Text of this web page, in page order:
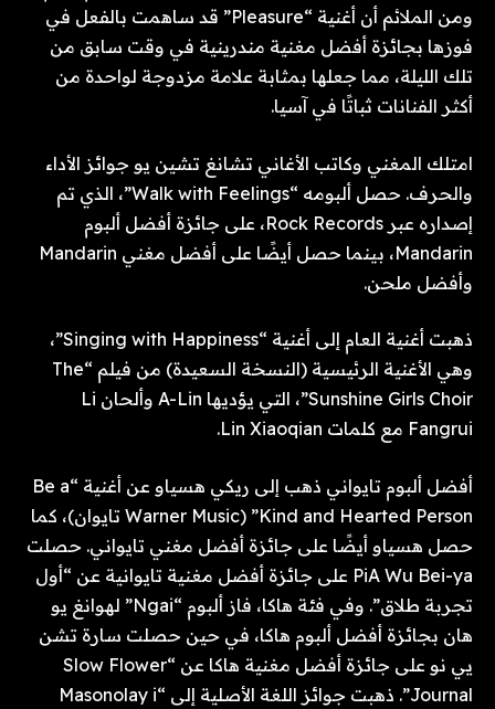
ومن الملائم أن أغنية “Pleasure” قد ساهمت بالفعل في
فوزها بجائزة أفضل مغنية مندرينية في وقت سابق من
تلك الليلة، مما جعلها بمثابة علامة مزدوجة لواحدة من
أكثر الفنانات ثباتًا في آسيا.
امتلك المغني وكاتب الأغاني تشانغ تشين يو جوائز الأداء
والحرف. حصل ألبومه “Walk with Feelings”، الذي تم
إصداره عبر Rock Records، على جائزة أفضل ألبوم
Mandarin، بينما حصل أيضًا على أفضل مغني Mandarin
وأفضل ملحن.
ذهبت أغنية العام إلى أغنية “Singing with Happiness”،
وهي الأغنية الرئيسية (النسخة السعيدة) من فيلم “The
Sunshine Girls Choir”، التي يؤديها A-Lin وألحان Li
Fangrui مع كلمات Lin Xiaoqian.
أفضل ألبوم تايواني ذهب إلى ريكي هسياو عن أغنية “Be a
Kind and Hearted Person” (Warner Music تايوان)، كما
حصل هسياو أيضًا على جائزة أفضل مغني تايواني. حصلت
PiA Wu Bei-ya على جائزة أفضل مغنية تايوانية عن “أول
تجربة طلاق”. وفي فئة هاكا، فاز ألبوم “Ngai” لهوانغ يو
هان بجائزة أفضل ألبوم هاكا، في حين حصلت سارة تشن
يي نو على جائزة أفضل مغنية هاكا عن “Slow Flower
Journal”. ذهبت جوائز اللغة الأصلية إلى “Masonolay i